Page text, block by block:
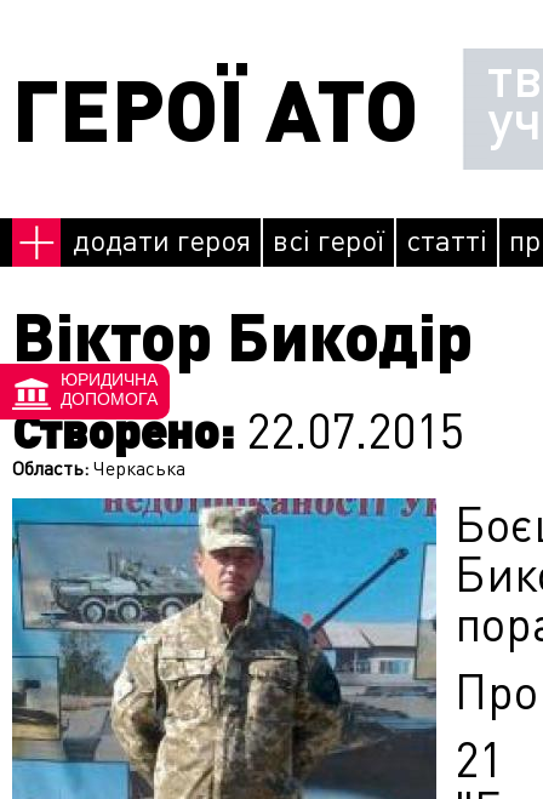
ГЕРОЇ АТО
додати героя всі герої статті
Віктор Бикодір
Створено: 22.07.2015
Область:Черкаська
21
ЮРИДИЧНА
ДОПОМОГА